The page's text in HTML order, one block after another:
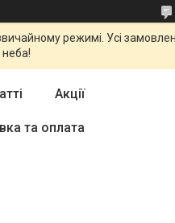
режимі. Усі
Акції
та оплата